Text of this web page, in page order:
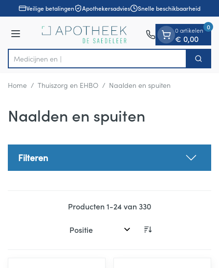
Ga naar de inhoud
1 van 1Veilige betalingen Apothekersadvies Snelle beschikbaarheid
Menu
Product, merk, categorie... Zoek
0 artikelen
€ 0,00
0
Home / Thuiszorg en EHBO / Naalden en spuiten
Naalden en spuiten
Filteren
Producten1-24van330
Sorteer op: